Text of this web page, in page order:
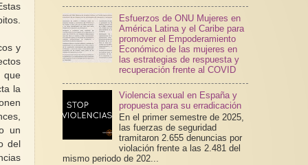
y
que
la
un
del
Esfuerzos de ONU Mujeres en
América Latina y el Caribe para
promover el Empoderamiento
Económico de las mujeres en
las estrategias de respuesta y
recuperación frente al COVID
Violencia sexual en España y
propuesta para su erradicación
En el primer semestre de 2025,
las fuerzas de seguridad
tramitaron 2.655 denuncias por
violación frente a las 2.481 del
mismo periodo de 202...